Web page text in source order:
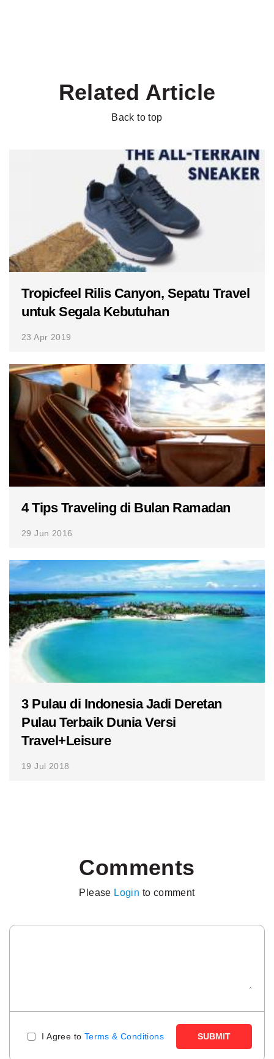
Related Article
Back to top
Tropicfeel Rilis Canyon, Sepatu Travel
untuk Segala Kebutuhan
23 Apr 2019
4 Tips Traveling di Bulan Ramadan
29 Jun 2016
3 Pulau di Indonesia Jadi Deretan
Pulau Terbaik Dunia Versi
Travel+Leisure
19 Jul 2018
Comments
Please Login to comment
I Agree to Terms & Conditions SUBMIT